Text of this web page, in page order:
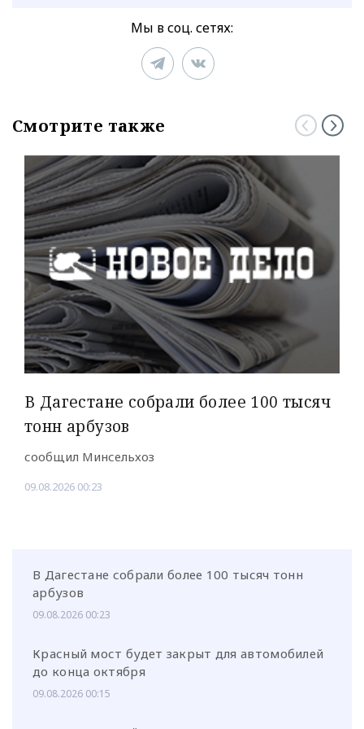
Мы в соц. сетях:
Смотрите также
В Дагестане собрали более 100 тысяч
тонн арбузов
сообщил Минсельхоз
09.08.2026 00:23
В Дагестане собрали более 100 тысяч тонн
арбузов
09.08.2026 00:23
Красный мост будет закрыт для автомобилей
до конца октября
09.08.2026 00:15